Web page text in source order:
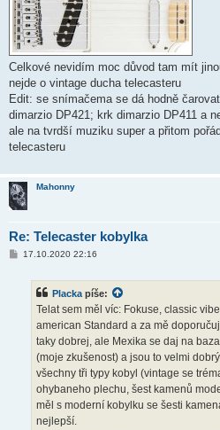
Celkové nevidím moc důvod tam mít
nejde o vintage ducha telecasteru
Edit: se snímačema se dá hodně
dimarzio DP421; krk dimarzio DP411 a
ale na tvrdší muziku super a přitom
telecasteru
Mahonny
Re: Telecaster kobylka
P17.10.2020 22:16
Placka píše:
Telat sem měl víc: Fokuse, classic
american Standard a za mě
taky dobrej, ale Mexika se daj na
(moje zkušenost) a jsou to velmi
všechny tři typy kobyl (vintage se
ohybaneho plechu, šest kamenů
měl s moderní kobylku se šesti
nejlepší.